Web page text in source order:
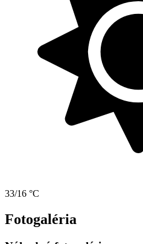
33/16 °C
Fotogaléria